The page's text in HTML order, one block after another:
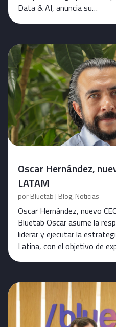
Data & AI, anuncia su…
Oscar Hernández,
LATAM
porBluetab | Blog, Noticias
Oscar Hernández, nuevo
Bluetab Oscar asume la
liderar y ejecutar la
Latina, con el objetivo de